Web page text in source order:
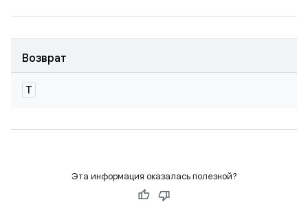
Возврат
T
Эта информация оказалась полезной?